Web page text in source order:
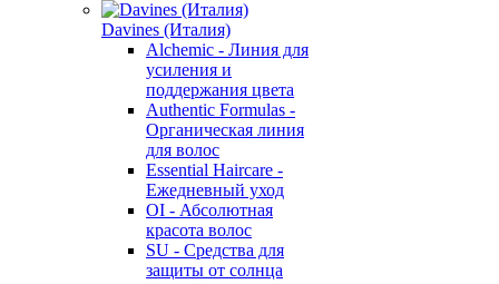
Davines (Италия)
Alchemic - Линия для
усиления и
поддержания цвета
Authentic Formulas -
Органическая линия
для волос
Essential Haircare -
Eжедневный уход
OI - Абсолютная
красота волос
SU - Средства для
защиты от солнца